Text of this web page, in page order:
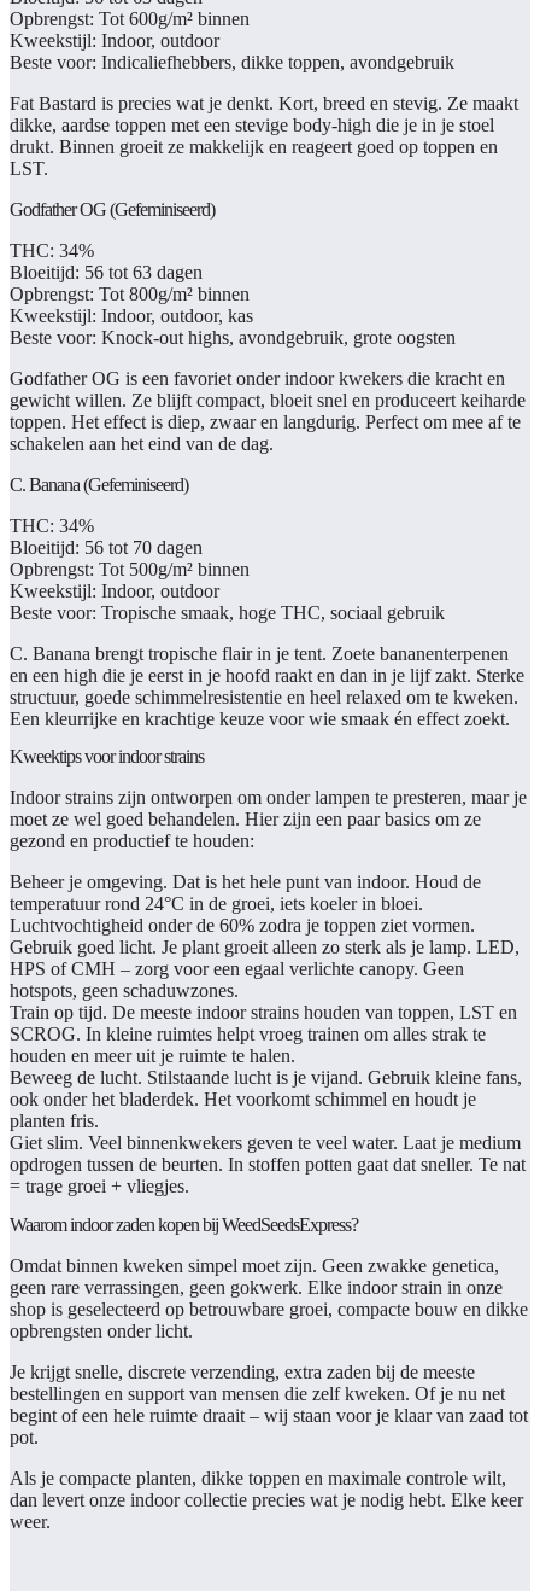
Opbrengst: Tot 600g/m² binnen
Kweekstijl: Indoor, outdoor
Beste voor: Indicaliefhebbers, dikke toppen, avondgebruik
Fat Bastard is precies wat je denkt. Kort, breed en stevig. Ze maakt
dikke, aardse toppen met een stevige body-high die je in je stoel
drukt. Binnen groeit ze makkelijk en reageert goed op toppen en
LST.
Godfather OG (Gefeminiseerd)
THC: 34%
Bloeitijd: 56 tot 63 dagen
Opbrengst: Tot 800g/m² binnen
Kweekstijl: Indoor, outdoor, kas
Beste voor: Knock-out highs, avondgebruik, grote oogsten
Godfather OG is een favoriet onder indoor kwekers die kracht en
gewicht willen. Ze blijft compact, bloeit snel en produceert keiharde
toppen. Het effect is diep, zwaar en langdurig. Perfect om mee af te
schakelen aan het eind van de dag.
C. Banana (Gefeminiseerd)
THC: 34%
Bloeitijd: 56 tot 70 dagen
Opbrengst: Tot 500g/m² binnen
Kweekstijl: Indoor, outdoor
Beste voor: Tropische smaak, hoge THC, sociaal gebruik
C. Banana brengt tropische flair in je tent. Zoete bananenterpenen
en een high die je eerst in je hoofd raakt en dan in je lijf zakt. Sterke
structuur, goede schimmelresistentie en heel relaxed om te kweken.
Een kleurrijke en krachtige keuze voor wie smaak én effect zoekt.
Kweektips voor indoor strains
Indoor strains zijn ontworpen om onder lampen te presteren, maar je
moet ze wel goed behandelen. Hier zijn een paar basics om ze
gezond en productief te houden:
Beheer je omgeving. Dat is het hele punt van indoor. Houd de
temperatuur rond 24°C in de groei, iets koeler in bloei.
Luchtvochtigheid onder de 60% zodra je toppen ziet vormen.
Gebruik goed licht. Je plant groeit alleen zo sterk als je lamp. LED,
HPS of CMH – zorg voor een egaal verlichte canopy. Geen
hotspots, geen schaduwzones.
Train op tijd. De meeste indoor strains houden van toppen, LST en
SCROG. In kleine ruimtes helpt vroeg trainen om alles strak te
houden en meer uit je ruimte te halen.
Beweeg de lucht. Stilstaande lucht is je vijand. Gebruik kleine fans,
ook onder het bladerdek. Het voorkomt schimmel en houdt je
planten fris.
Giet slim. Veel binnenkwekers geven te veel water. Laat je medium
opdrogen tussen de beurten. In stoffen potten gaat dat sneller. Te nat
= trage groei + vliegjes.
Waarom indoor zaden kopen bij WeedSeedsExpress?
Omdat binnen kweken simpel moet zijn. Geen zwakke genetica,
geen rare verrassingen, geen gokwerk. Elke indoor strain in onze
shop is geselecteerd op betrouwbare groei, compacte bouw en dikke
opbrengsten onder licht.
Je krijgt snelle, discrete verzending, extra zaden bij de meeste
bestellingen en support van mensen die zelf kweken. Of je nu net
begint of een hele ruimte draait – wij staan voor je klaar van zaad tot
pot.
Als je compacte planten, dikke toppen en maximale controle wilt,
dan levert onze indoor collectie precies wat je nodig hebt. Elke keer
weer.